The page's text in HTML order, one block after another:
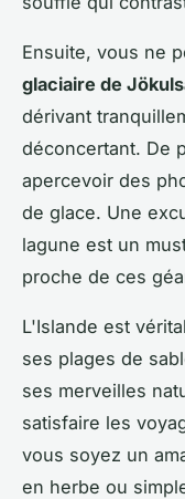
Ensuite, vous ne
glaciaire de
dérivant
déconcertant. De
apercevoir des
de glace. Une
lagune est un
proche de ces
L'Islande est
ses plages de
ses merveilles
satisfaire les
vous soyez un
en herbe ou